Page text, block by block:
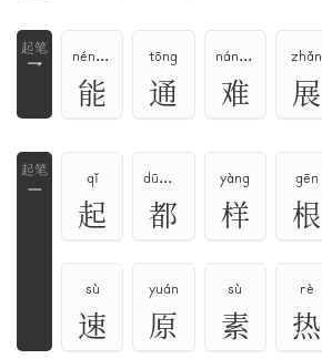
乛
néng、nài
能
tōng
通
nán、nàn、nuó
难
zhǎn
展
一
qǐ
起
dū、dōu
都
yàng
样
gēn
根
sù
速
yuán
原
sù
素
rè
热